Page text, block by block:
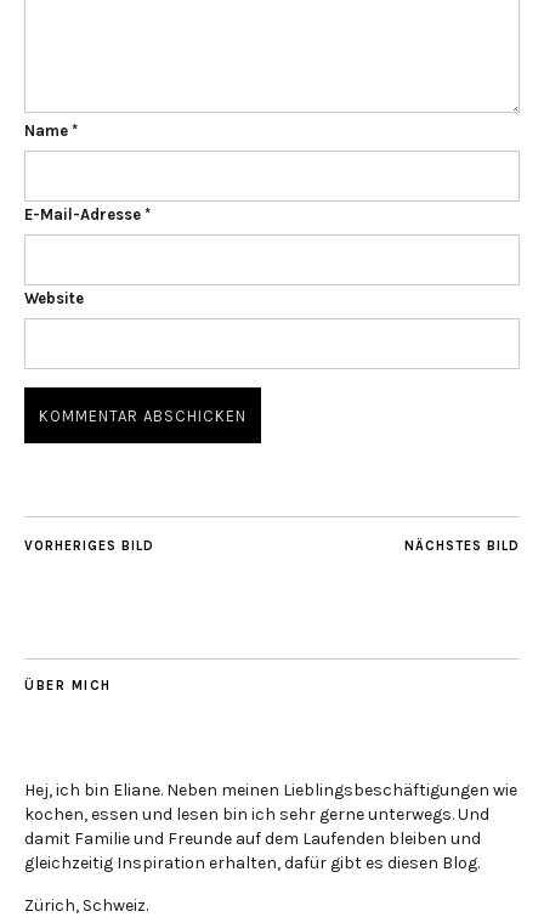
Name *
E-Mail-Adresse *
Website
NÄCHSTES BILD
VORHERIGES BILD
ÜBER MICH
Hej, ich bin Eliane. Neben meinen Lieblingsbeschäftigungen wie
kochen, essen und lesen bin ich sehr gerne unterwegs. Und
damit Familie und Freunde auf dem Laufenden bleiben und
gleichzeitig Inspiration erhalten, dafür gibt es diesen Blog.
Zürich, Schweiz.